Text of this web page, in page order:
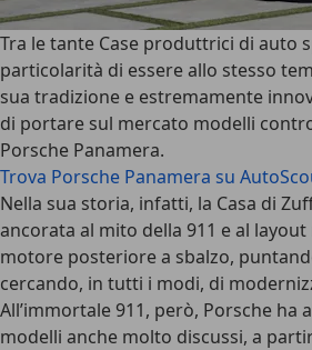
Tra le tante Case produttrici di auto
particolarità di essere allo stesso
sua tradizione e estremamente
di portare sul mercato modelli
Porsche Panamera.
Trova Porsche Panamera su
Nella sua storia, infatti, la Casa di
ancorata al mito della 911 e al
motore posteriore a sbalzo,
cercando, in tutti i modi, di
All’immortale 911, però, Porsche ha
modelli anche molto discussi, a